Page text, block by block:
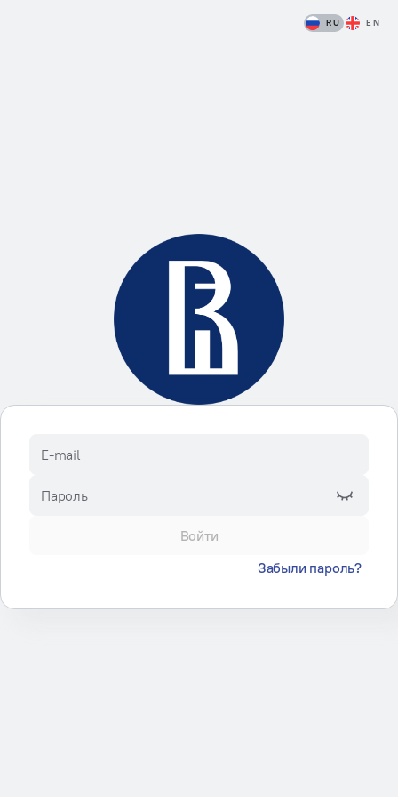
RU EN
E-mail
Пароль
Войти
Забыли пароль?